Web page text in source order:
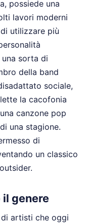
possiede una
lavori moderni
utilizzare più
sorta di
della band
sociale,
la cacofonia
canzone pop
una stagione.
di
un classico
genere
artisti che oggi